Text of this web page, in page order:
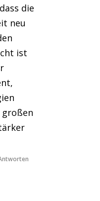
die
neu
ist